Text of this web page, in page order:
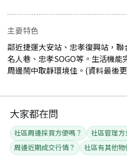
主要特色
鄰近捷運大安站、忠孝復興站，
名人巷、忠孝SOGO等。生活機
周邊鬧中取靜環境佳。(資料最後
大家都在問
社區周邊採買方便嗎？
社區管理方
周邊近期成交行情？
社區有其他物